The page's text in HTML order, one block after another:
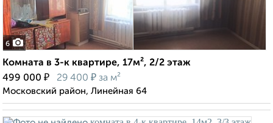
6
Комната в 3-к квартире, 17м², 2/2 этаж
499 000 ₽ 29 400 ₽ за м²
Московский район, Линейная 64